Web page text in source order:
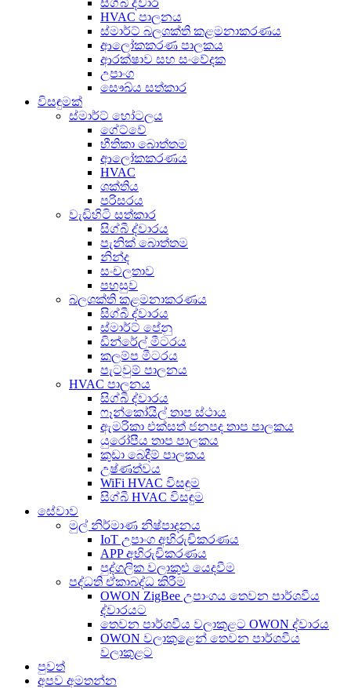
සිග්බී ද්වාර
HVAC පාලනය
ස්මාර්ට් බලශක්ති කළමනාකරණය
ආලෝකකරණ පාලකය
ආරක්ෂාව සහ සංවේදක
උපාංග
සෞඛ්ය සත්කාර
විසඳුමක්
ස්මාර්ට් හෝටලය
ගේට්වේ
භීතිකා බොත්තම
ආලෝකකරණය
HVAC
ශක්තිය
පරිසරය
වැඩිහිටි සත්කාර
සිග්බී ද්වාරය
පැනික් බොත්තම
නින්ද
සංචලතාව
පහසුව
බලශක්ති කළමනාකරණය
සිග්බී ද්වාරය
ස්මාර්ට් පේනු
ඩින්රේල් මීටරය
කලම්ප මීටරය
පැටවුම් පාලනය
HVAC පාලනය
සිග්බී ද්වාරය
ෆෑන්කෝයිල් තාප ස්ථාය
ඇමරිකා එක්සත් ජනපද තාප පාලකය
යුරෝපීය තාප පාලකය
කුඩා බෙදීම් පාලකය
උෂ්ණත්වය
WiFi HVAC විසඳුම
සිග්බී HVAC විසඳුම
සේවාව
මුල් නිර්මාණ නිෂ්පාදනය
IoT උපාංග අභිරුචිකරණය
APP අභිරුචිකරණය
පුද්ගලික වලාකුළු යෙදවීම
පද්ධති ඒකාබද්ධ කිරීම
OWON ZigBee උපාංගය තෙවන පාර්ශවීය
ද්වාරයට
තෙවන පාර්ශවීය වලාකුළට OWON ද්වාරය
OWON වලාකුළෙන් තෙවන පාර්ශවීය
වලාකුළට
පුවත්
අපව අමතන්න